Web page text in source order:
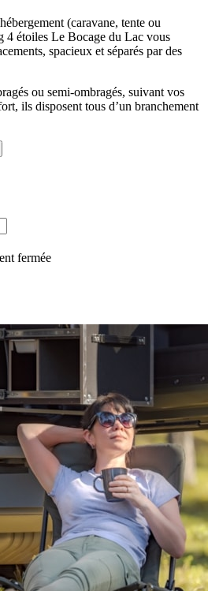
(caravane, tente ou
4 étoiles Le Bocage du Lac vous
spacieux et séparés par des
ou semi-ombragés, suivant vos
ils disposent tous d’un branchement
fermée